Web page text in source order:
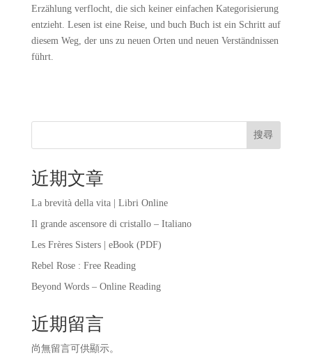
Erzählung verflocht, die sich keiner einfachen Kategorisierung
entzieht. Lesen ist eine Reise, und buch Buch ist ein Schritt auf
diesem Weg, der uns zu neuen Orten und neuen Verständnissen
führt.
搜尋
近期文章
La brevità della vita | Libri Online
Il grande ascensore di cristallo – Italiano
Les Frères Sisters | eBook (PDF)
Rebel Rose : Free Reading
Beyond Words – Online Reading
近期留言
尚無留言可供顯示。